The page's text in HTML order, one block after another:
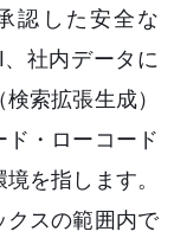
認した安全な
社内データに
索拡張生成）
・ローコード
を指します。
クスの範囲内で